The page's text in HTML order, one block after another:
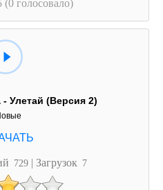
(0 голосовало)
Улетай (Версия 2)
729 | Загрузок 7